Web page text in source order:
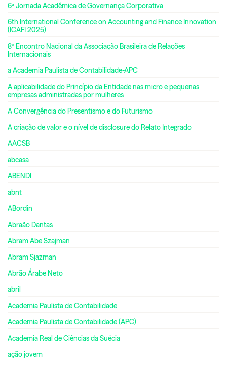
6ª Jornada Acadêmica de Governança Corporativa
6th International Conference on Accounting and Finance Innovation
(ICAFI 2025)
8º Encontro Nacional da Associação Brasileira de Relações
Internacionais
a Academia Paulista de Contabilidade-APC
A aplicabilidade do Princípio da Entidade nas micro e pequenas
empresas administradas por mulheres
A Convergência do Presentismo e do Futurismo
A criação de valor e o nível de disclosure do Relato Integrado
AACSB
abcasa
ABENDI
abnt
ABordin
Abraão Dantas
Abram Abe Szajman
Abram Sjazman
Abrão Árabe Neto
abril
Academia Paulista de Contabilidade
Academia Paulista de Contabilidade (APC)
Academia Real de Ciências da Suécia
ação jovem